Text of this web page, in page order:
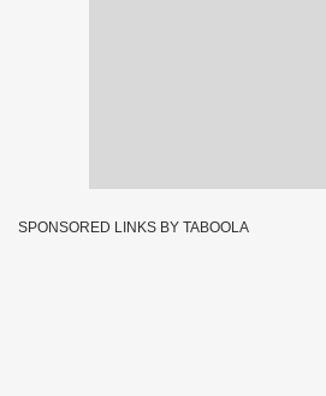
SPONSORED LINKS BY TABOOLA